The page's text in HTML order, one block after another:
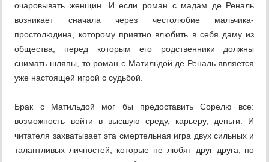
очаровывать женщин. И если роман с мадам де Реналь
возникает сначала через честолюбие мальчика-
простолюдина, которому приятно влюбить в себя даму из
общества, перед которым его родственники должны
снимать шляпы, то роман с Матильдой де Реналь является
уже настоящей игрой с судьбой.
Брак с Матильдой мог бы предоставить Сорелю все:
возможность войти в высшую среду, карьеру, деньги. И
читателя захватывает эта смертельная игра двух сильных и
талантливых личностей, которые не любят друг друга, но